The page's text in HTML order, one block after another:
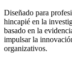
Diseñado para
hincapié en la
basado en la
impulsar la
organizativos.